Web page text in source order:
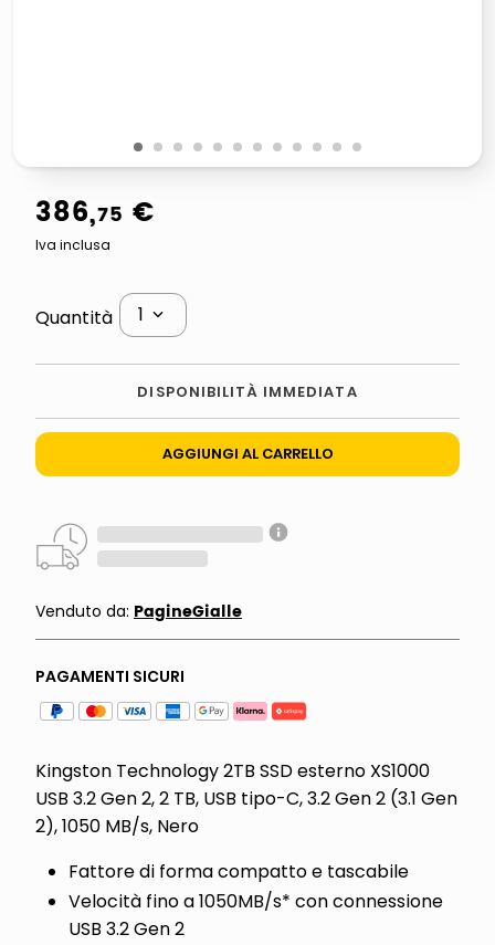
1 2 3 4 5 6 7 8 9 10 11 12
386,75 €
Iva inclusa
Quantità 1
DISPONIBILITÀ IMMEDIATA
AGGIUNGI AL CARRELLO
Venduto da: PagineGialle
PAGAMENTI SICURI
Kingston Technology 2TB SSD esterno XS1000
USB 3.2 Gen 2, 2 TB, USB tipo-C, 3.2 Gen 2 (3.1 Gen
2), 1050 MB/s, Nero
Fattore di forma compatto e tascabile
Velocità fino a 1050MB/s* con connessione
USB 3.2 Gen 2